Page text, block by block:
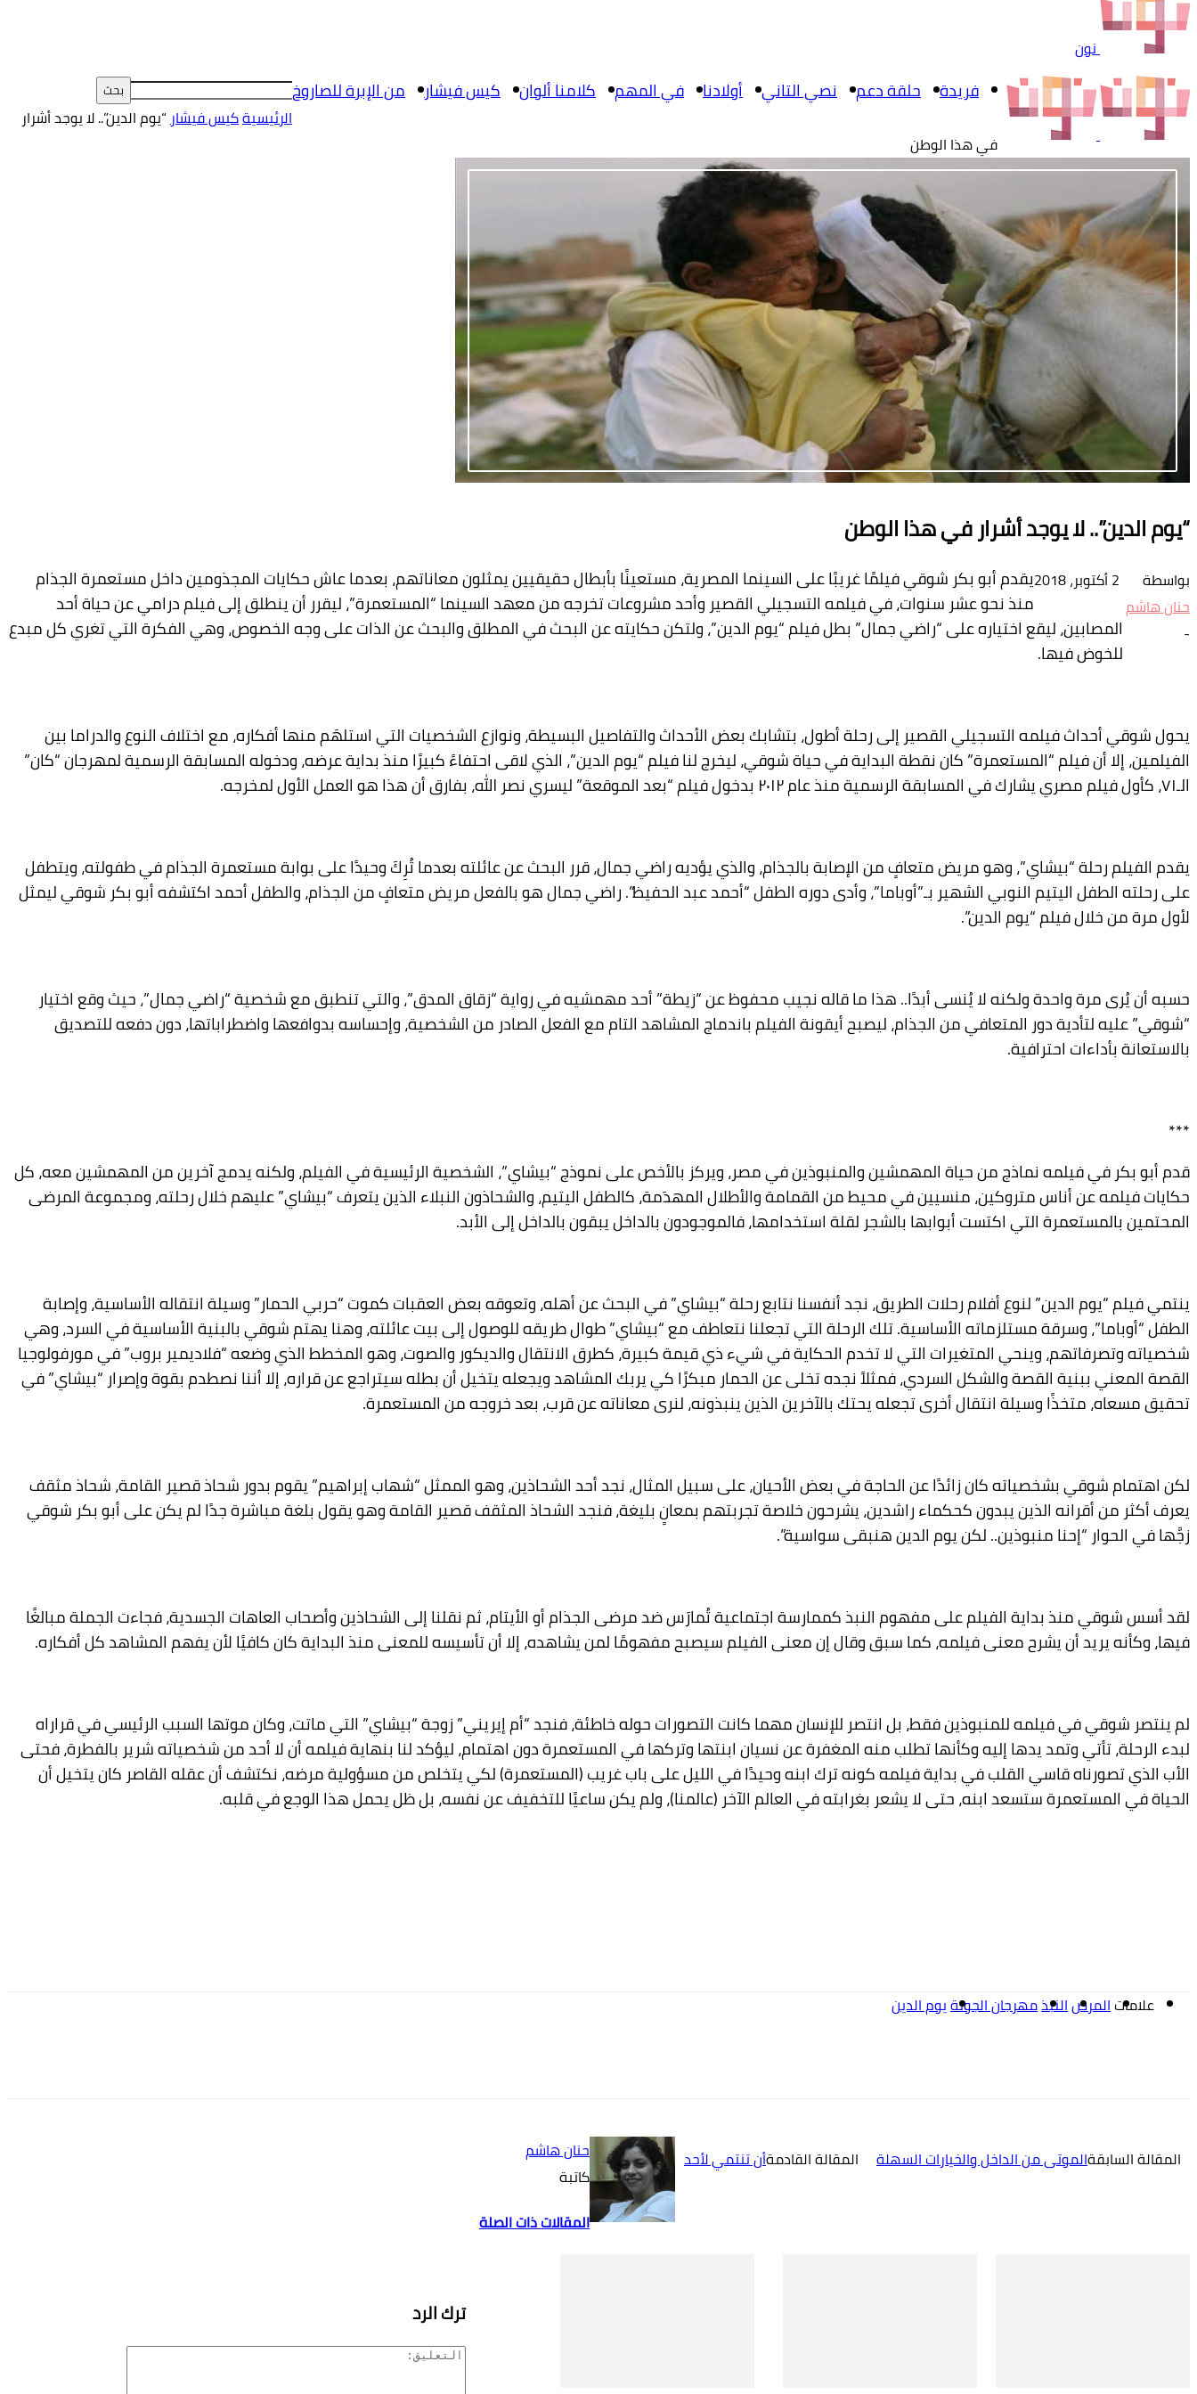
نون
فريدة حلقة دعم نصي التاني أولادنا في المهم كلامنا ألوان كيس فيشار من الإبرة للصاروخ
الرئيسيةكيس فيشار“يوم الدين”.. لا يوجد أشرار
في هذا الوطن
“يوم الدين”.. لا يوجد أشرار في هذا الوطن
بواسطة
حنان هاشم
-
2 أكتوبر، 2018
يقدم أبو بكر شوقي فيلمًا غريبًا على السينما المصرية، مستعينًا بأبطال حقيقيين يمثلون معاناتهم، بعدما عاش حكايات المجذومين داخل مستعمرة الجذام
منذ نحو عشر سنوات، في فيلمه التسجيلي القصير وأحد مشروعات تخرجه من معهد السينما “المستعمرة”، ليقرر أن ينطلق إلى فيلم درامي عن حياة أحد
المصابين، ليقع اختياره على “راضي جمال” بطل فيلم “يوم الدين”، ولتكن حكايته عن البحث في المطلق والبحث عن الذات على وجه الخصوص، وهي الفكرة التي تغري كل مبدع
للخوض فيها.
يحول شوقي أحداث فيلمه التسجيلي القصير إلى رحلة أطول، بتشابك بعض الأحداث والتفاصيل البسيطة، ونوازع الشخصيات التي استلهَم منها أفكاره، مع اختلاف النوع والدراما بين
الفيلمين، إلا أن فيلم “المستعمرة” كان نقطة البداية في حياة شوقي، ليخرج لنا فيلم “يوم الدين”، الذي لاقى احتفاءً كبيرًا منذ بداية عرضه، ودخوله المسابقة الرسمية لمهرجان “كان”
الـ٧١، كأول فيلم مصري يشارك في المسابقة الرسمية منذ عام ٢٠١٢ بدخول فيلم “بعد الموقعة” ليسري نصر الله، بفارق أن هذا هو العمل الأول لمخرجه.
يقدم الفيلم رحلة “بيشاي”، وهو مريض متعافٍ من الإصابة بالجذام، والذي يؤديه راضي جمال، قرر البحث عن عائلته بعدما تُرِكَ وحيدًا على بوابة مستعمرة الجذام في طفولته، ويتطفل
على رحلته الطفل اليتيم النوبي الشهير بـ”أوباما”، وأدى دوره الطفل “أحمد عبد الحفيظ”. راضي جمال هو بالفعل مريض متعافٍ من الجذام، والطفل أحمد اكتشفه أبو بكر شوقي ليمثل
لأول مرة من خلال فيلم “يوم الدين”.
حسبه أن يُرى مرة واحدة ولكنه لا يُنسى أبدًا.. هذا ما قاله نجيب محفوظ عن “زيطة” أحد مهمشيه في رواية “زقاق المدق”، والتي تنطبق مع شخصية “راضي جمال”، حيث وقع اختيار
“شوقي” عليه لتأدية دور المتعافي من الجذام، ليصبح أيقونة الفيلم باندماج المشاهد التام مع الفعل الصادر من الشخصية، وإحساسه بدوافعها واضطراباتها، دون دفعه للتصديق
بالاستعانة بأداءات احترافية.
***
قدم أبو بكر في فيلمه نماذج من حياة المهمشين والمنبوذين في مصر، ويركز بالأخص على نموذج “بيشاي”، الشخصية الرئيسية في الفيلم، ولكنه يدمج آخرين من المهمشين معه، كل
حكايات فيلمه عن أناس متروكين، منسيين في محيط من القمامة والأطلال المهدَمة، كالطفل اليتيم، والشحاذون النبلاء الذين يتعرف “بيشاي” عليهم خلال رحلته، ومجموعة المرضى
المحتمين بالمستعمرة التي اكتست أبوابها بالشجر لقلة استخدامها، فالموجودون بالداخل يبقون بالداخل إلى الأبد.
ينتمي فيلم “يوم الدين” لنوع أفلام رحلات الطريق، نجد أنفسنا نتابع رحلة “بيشاي” في البحث عن أهله، وتعوقه بعض العقبات كموت “حربي الحمار” وسيلة انتقاله الأساسية، وإصابة
الطفل “أوباما”، وسرقة مستلزماته الأساسية. تلك الرحلة التي تجعلنا نتعاطف مع “بيشاي” طوال طريقه للوصول إلى بيت عائلته، وهنا يهتم شوقي بالبنية الأساسية في السرد، وهي
شخصياته وتصرفاتهم، وينحي المتغيرات التي لا تخدم الحكاية في شيء ذي قيمة كبيرة، كطرق الانتقال والديكور والصوت، وهو المخطط الذي وضعه “فلاديمير بروب” في مورفولوجيا
القصة المعني ببنية القصة والشكل السردي، فمثلاً نجده تخلى عن الحمار مبكرًا كي يربك المشاهد ويجعله يتخيل أن بطله سيتراجع عن قراره، إلا أننا نصطدم بقوة وإصرار “بيشاي” في
تحقيق مسعاه، متخذًا وسيلة انتقال أخرى تجعله يحتك بالآخرين الذين ينبذونه، لنرى معاناته عن قرب، بعد خروجه من المستعمرة.
لكن اهتمام شوقي بشخصياته كان زائدًا عن الحاجة في بعض الأحيان، على سبيل المثال، نجد أحد الشحاذين، وهو الممثل “شهاب إبراهيم” يقوم بدور شحاذ قصير القامة، شحاذ مثقف
يعرف أكثر من أقرانه الذين يبدون كحكماء راشدين، يشرحون خلاصة تجربتهم بمعانٍ بليغة، فنجد الشحاذ المثقف قصير القامة وهو يقول بلغة مباشرة جدًا لم يكن على أبو بكر شوقي
زجَّها في الحوار “إحنا منبوذين.. لكن يوم الدين هنبقى سواسية”.
لقد أسس شوقي منذ بداية الفيلم على مفهوم النبذ كممارسة اجتماعية تُمارَس ضد مرضى الجذام أو الأيتام، ثم نقلنا إلى الشحاذين وأصحاب العاهات الجسدية، فجاءت الجملة مبالغًا
فيها، وكأنه يريد أن يشرح معنى فيلمه، كما سبق وقال إن معنى الفيلم سيصبح مفهومًا لمن يشاهده، إلا أن تأسيسه للمعنى منذ البداية كان كافيًا لأن يفهم المشاهد كل أفكاره.
لم ينتصر شوقي في فيلمه للمنبوذين فقط، بل انتصر للإنسان مهما كانت التصورات حوله خاطئة، فنجد “أم إيريني” زوجة “بيشاي” التي ماتت، وكان موتها السبب الرئيسي في قراراه
لبدء الرحلة، تأتي وتمد يدها إليه وكأنها تطلب منه المغفرة عن نسيان ابنتها وتركها في المستعمرة دون اهتمام، ليؤكد لنا بنهاية فيلمه أن لا أحد من شخصياته شرير بالفطرة، فحتى
الأب الذي تصورناه قاسي القلب في بداية فيلمه كونه ترك ابنه وحيدًا في الليل على باب غريب (المستعمرة) لكي يتخلص من مسؤولية مرضه، نكتشف أن عقله القاصر كان يتخيل أن
الحياة في المستعمرة ستسعد ابنه، حتى لا يشعر بغرابته في العالم الآخر (عالمنا)، ولم يكن ساعيًا للتخفيف عن نفسه، بل ظل يحمل هذا الوجع في قلبه.
علاماتالمرضالنبذمهرجان الجونةيوم الدين
المقالة السابقةالموتى من الداخل والخيارات السهلة المقالة القادمةأن تنتمي لأحد
حنان هاشم
كاتبة
المقالات ذات الصلة
ترك الرد